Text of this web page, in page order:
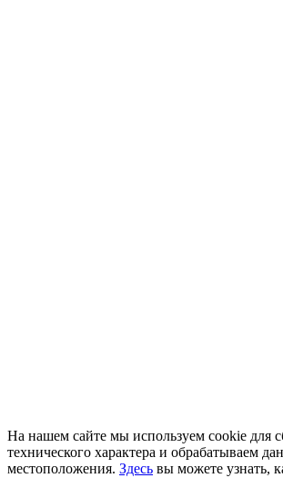
На нашем сайте мы используем cookie для
технического характера и обрабатываем
местоположения. Здесь вы можете узнать,